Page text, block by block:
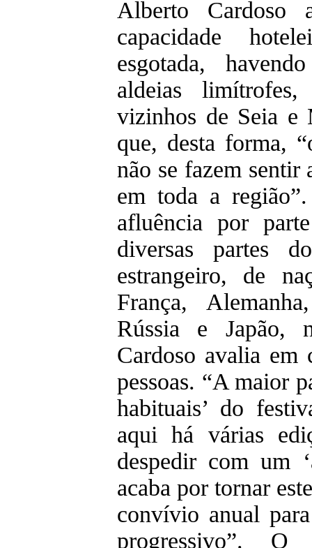
Alberto Cardoso
capacidade
esgotada,
aldeias
vizinhos de Seia e
que, desta forma,
não se fazem sentir
em toda a
afluência por
diversas partes
estrangeiro, de
França,
Rússia e Japão,
Cardoso avalia em
pessoas. “A maior
habituais’ do
aqui há várias
despedir com um
acaba por tornar
convívio anual
progressivo”. O